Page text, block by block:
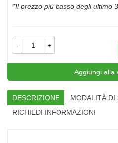
del
*Il prezzo più basso degli ultimo
- +
Aggiungi alla
DESCRIZIONE
MODALITÀ DI
RICHIEDI INFORMAZIONI